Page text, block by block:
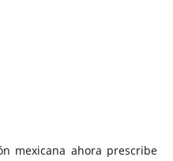
mexicana ahora prescribe